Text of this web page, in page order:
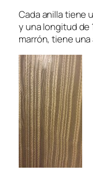
Cada anilla tiene
y una longitud de
marrón, tiene una